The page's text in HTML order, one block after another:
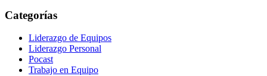
Categorías
Liderazgo de Equipos
Liderazgo Personal
Pocast
Trabajo en Equipo